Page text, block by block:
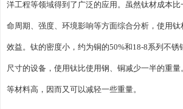
洋工程等领域得到了广泛的应用。虽然钛材成本
命周期、强度、环境影响等方面综合分析，使用
效益。钛的密度小，约为铜的50%和18-8系列不锈
尺寸的设备，使用钛比使用钢、铜减少一半的重量
等材料高，因而又可以减轻一些重量。